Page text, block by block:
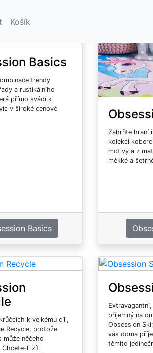
Košík
koberce
Basics
trendy
a rustikálního
přímo svádí k
v široké cenové
Basics
Zahrňte hraní
kolekcí
motivy a z
měkké a
k velkému cíli,
Recycle, protože
může něčeho
Chcete-li žít
příjemný na
Obsession
vás doma
těmito